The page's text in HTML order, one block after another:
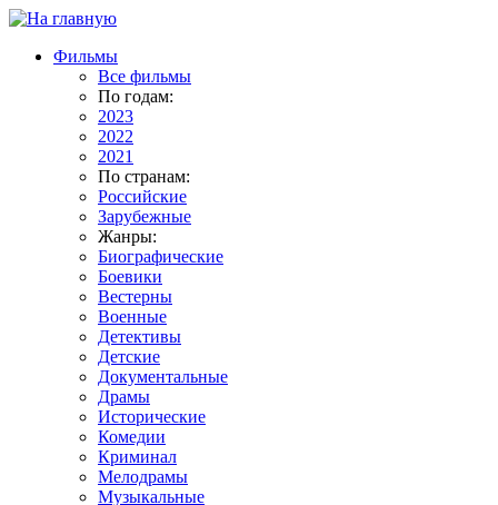
Фильмы
Все фильмы
По годам:
2023
2022
2021
По странам:
Российские
Зарубежные
Жанры:
Биографические
Боевики
Вестерны
Военные
Детективы
Детские
Документальные
Драмы
Исторические
Комедии
Криминал
Мелодрамы
Музыкальные